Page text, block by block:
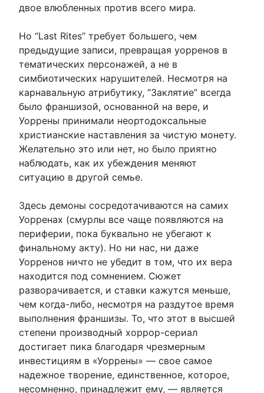
двое влюбленных против всего мира.
Но “Last Rites” требует большего, чем
предыдущие записи, превращая уорренов в
тематических персонажей, а не в
симбиотических нарушителей. Несмотря на
карнавальную атрибутику, “Заклятие” всегда
было франшизой, основанной на вере, и
Уоррены принимали неортодоксальные
христианские наставления за чистую монету.
Желательно это или нет, но было приятно
наблюдать, как их убеждения меняют
ситуацию в другой семье.
Здесь демоны сосредотачиваются на самих
Уорренах (смурлы все чаще появляются на
периферии, пока буквально не убегают к
финальному акту). Но ни нас, ни даже
Уорренов ничто не убедит в том, что их вера
находится под сомнением. Сюжет
разворачивается, и ставки кажутся меньше,
чем когда-либо, несмотря на раздутое время
выполнения франшизы. То, что этот в высшей
степени производный хоррор-сериал
достигает пика благодаря чрезмерным
инвестициям в «Уоррены» — свое самое
надежное творение, единственное, которое,
несомненно, принадлежит ему, — является